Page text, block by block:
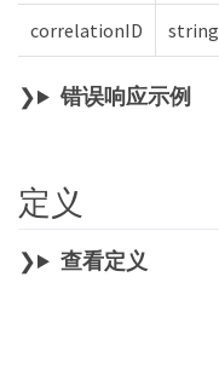
correlationID string
错误响应示例
定义
查看定义